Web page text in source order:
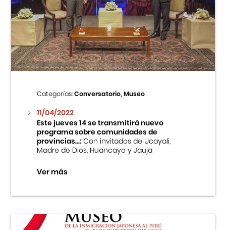
Categorías:Conversatorio, Museo
11/04/2022
Este jueves 14 se transmitirá nuevo
programa sobre comunidades de
provincias...:Con invitados de Ucayali,
Madre de Dios, Huancayo y Jauja
Ver más